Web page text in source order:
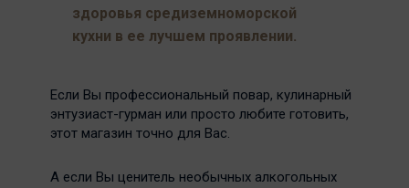
здоровья средиземноморской
кухни в ее лучшем проявлении.
Если Вы профессиональный повар, кулинарный
энтузиаст-гурман или просто любите готовить,
этот магазин точно для Вас.
А если Вы ценитель необычных алкогольных